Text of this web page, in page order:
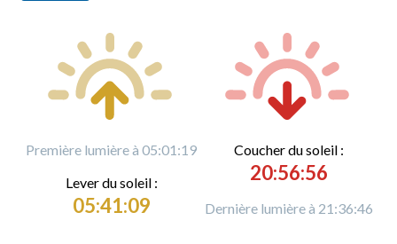
Première lumière à 05:01:19
Lever du soleil :
05:41:09
Coucher du soleil :
20:56:56
Dernière lumière à 21:36:46